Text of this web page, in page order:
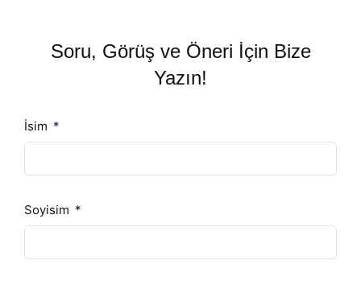
Soru, Görüş ve Öneri İçin Bize
Yazın!
İsim
Soyisim